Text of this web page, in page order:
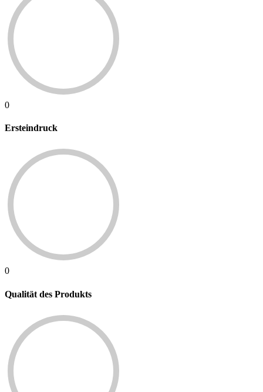
0
Ersteindruck
0
Qualität des Produkts